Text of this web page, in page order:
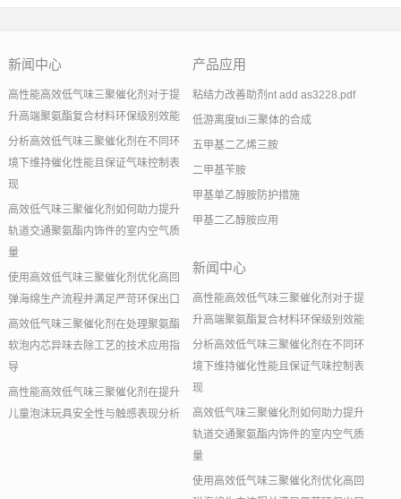
新闻中心
高性能高效低气味三聚催化剂对于提
升高端聚氨酯复合材料环保级别效能
分析高效低气味三聚催化剂在不同环
境下维持催化性能且保证气味控制表
现
高效低气味三聚催化剂如何助力提升
轨道交通聚氨酯内饰件的室内空气质
量
使用高效低气味三聚催化剂优化高回
弹海绵生产流程并满足严苛环保出口
高效低气味三聚催化剂在处理聚氨酯
软泡内芯异味去除工艺的技术应用指
导
高性能高效低气味三聚催化剂在提升
儿童泡沫玩具安全性与触感表现分析
产品应用
粘结力改善助剂nt add as3228.pdf
低游离度tdi三聚体的合成
五甲基二乙烯三胺
二甲基苄胺
甲基单乙醇胺防护措施
甲基二乙醇胺应用
新闻中心
高性能高效低气味三聚催化剂对于提
升高端聚氨酯复合材料环保级别效能
分析高效低气味三聚催化剂在不同环
境下维持催化性能且保证气味控制表
现
高效低气味三聚催化剂如何助力提升
轨道交通聚氨酯内饰件的室内空气质
量
使用高效低气味三聚催化剂优化高回